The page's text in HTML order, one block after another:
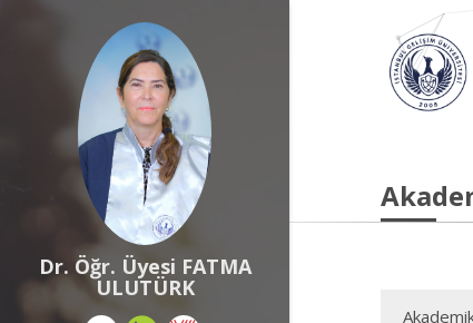
Dr. Öğr. Üyesi FATMA
ULUTÜRK